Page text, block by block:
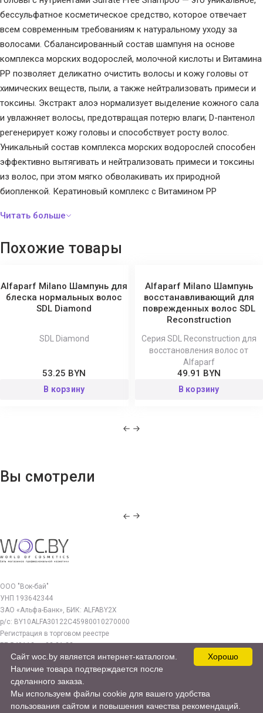
бессульфатное косметическое средство, которое отвечает
всем современным требованиям к натуральному уходу за
волосами. Сбалансированный состав шампуня на основе
комплекса морских водорослей, молочной кислоты и Витамина
РР позволяет деликатно очистить волосы и кожу головы от
химических веществ, пыли, а также нейтрализовать примеси и
токсины. Экстракт алоэ нормализует выделение кожного сала
и увлажняет волосы, предотвращая потерю влаги; D-пантенол
регенерирует кожу головы и способствует росту волос.
Уникальный состав комплекса морских водорослей способен
эффективно вытягивать и нейтрализовать примеси и токсины
из волос, при этом мягко обволакивать их природной
биопленкой. Кератиновый комплекс с Витамином РР
барьер от негативных воздействий из окружающей среды,
возвращают волосам гибкость, блеск и свежесть.
нанесите на влажные волосы, вспеньте и хорошо помассируйте.
Тщательно промойте волосы водой. Воспользуйтесь
Похожие товары
Alfaparf Milano Шампунь для
блеска нормальных волос
SDL Diamond
SDL Diamond
53.25 BYN
В корзину
Alfaparf Milano Шампунь
восстанавливающий для
поврежденных волос SDL
Reconstruction
Серия SDL Reconstruction для
восстановления волос от
Alfaparf
49.91 BYN
В корзину
Вы смотрели
ООО "Вок-бай"
УНП 193642344
ЗАО «Альфа-Банк», БИК: ALFABY2X
р/с: BY10ALFA30122C45980010270000
Регистрация в торговом реестре
РБ 549112 от 03.01.23г.
Юр. адрес:
220140, г. Минск, ул. Бурдейного 22, оф.212
woc.by@yandex.by
Хорошо
Сайт woc.by является интернет-каталогом.
Наличие товара подтверждается после
сделанного заказа.
Мы используем файлы cookie для вашего удобства
пользования сайтом и повышения качества рекомендаций.